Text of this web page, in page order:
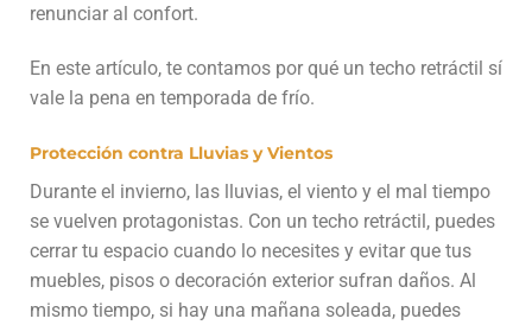
renunciar al confort.
En este artículo, te contamos por qué un techo retráctil sí
vale la pena en temporada de frío.
Protección contra Lluvias y Vientos
Durante el invierno, las lluvias, el viento y el mal tiempo
se vuelven protagonistas. Con un techo retráctil, puedes
cerrar tu espacio cuando lo necesites y evitar que tus
muebles, pisos o decoración exterior sufran daños. Al
mismo tiempo, si hay una mañana soleada, puedes